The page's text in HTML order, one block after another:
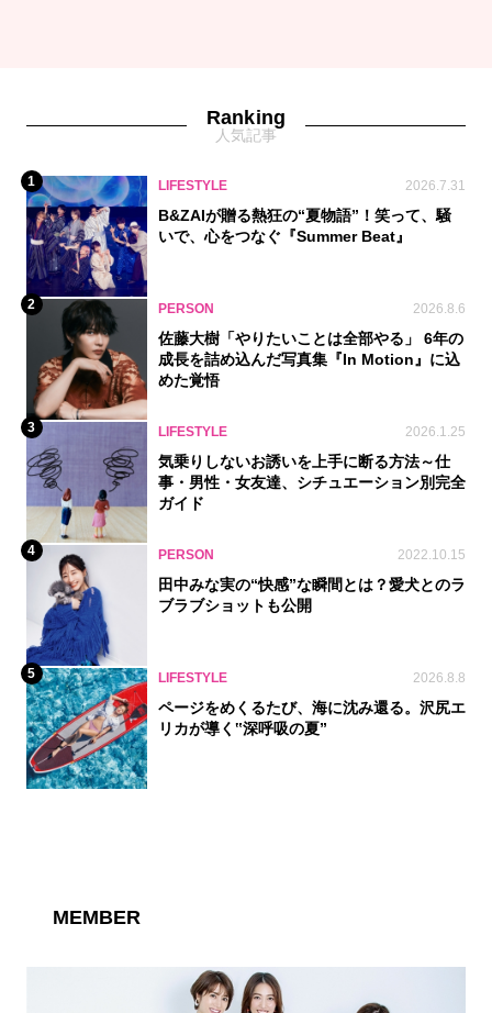
Ranking
人気記事
1 LIFESTYLE 2026.7.31
B&ZAIが贈る熱狂の“夏物語”！笑って、騒
いで、心をつなぐ『Summer Beat』
2 PERSON 2026.8.6
佐藤大樹「やりたいことは全部やる」 6年の
成長を詰め込んだ写真集『In Motion』に込
めた覚悟
3 LIFESTYLE 2026.1.25
気乗りしないお誘いを上手に断る方法～仕
事・男性・女友達、シチュエーション別完全
ガイド
4 PERSON 2022.10.15
田中みな実の“快感”な瞬間とは？愛犬とのラ
ブラブショットも公開
5 LIFESTYLE 2026.8.8
ページをめくるたび、海に沈み還る。沢尻エ
リカが導く‟深呼吸の夏”
MEMBER